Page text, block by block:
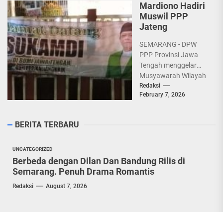
Mardiono Hadiri
Muswil PPP
Jateng
SEMARANG - DPW
PPP Provinsi Jawa
Tengah menggelar
Musyawarah Wilayah
(Muswil), Sabtu
(7/2/2026) di Hotel
Redaksi
February 7, 2026
BERITA TERBARU
UNCATEGORIZED
Berbeda dengan Dilan Dan Bandung Rilis di
Semarang. Penuh Drama Romantis
Redaksi August 7, 2026